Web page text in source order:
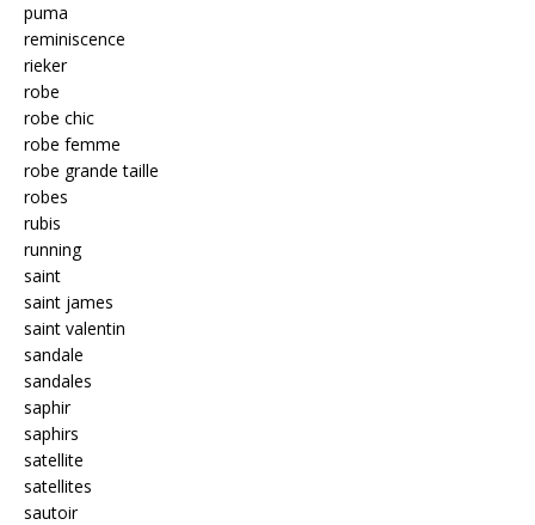
puma
reminiscence
rieker
robe
robe chic
robe femme
robe grande taille
robes
rubis
running
saint
saint james
saint valentin
sandale
sandales
saphir
saphirs
satellite
satellites
sautoir